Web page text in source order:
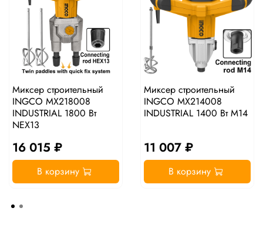
Миксер строительный
INGCO MX218008
INDUSTRIAL 1800 Вт
NEX13
16 015 ₽
В корзину
Миксер строительный
INGCO MX214008
INDUSTRIAL 1400 Вт M14
11 007 ₽
В корзину